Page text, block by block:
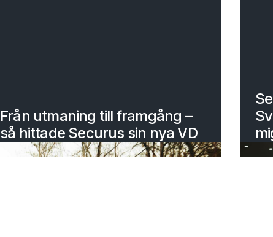
Från utmaning till framgång –
så hittade Securus sin nya VD